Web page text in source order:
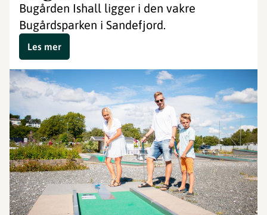
Bugården Ishall ligger i den vakre
Bugårdsparken i Sandefjord.
Les mer